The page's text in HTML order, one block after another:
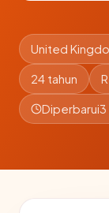
United
24 tahun
Diperbarui3